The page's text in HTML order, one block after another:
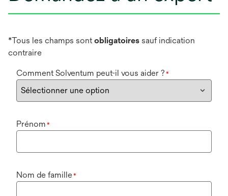
*Tous les champs sontobligatoires sauf indication
contraire
Comment Solventum peut-il vous aider ? *
Prénom *
Nom de famille*